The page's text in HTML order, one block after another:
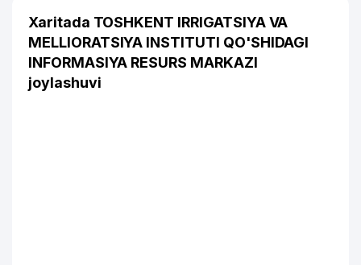
Xaritada TOSHKENT IRRIGATSIYA VA
MELLIORATSIYA INSTITUTI QO'SHIDAGI
INFORMASIYA RESURS MARKAZI
joylashuvi